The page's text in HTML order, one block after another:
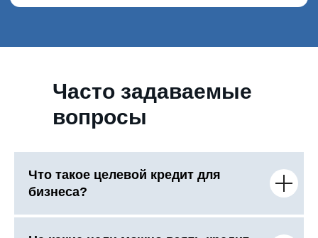
Часто задаваемые
вопросы
Что такое целевой кредит для
бизнеса?